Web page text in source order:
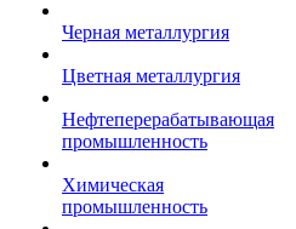
Черная металлургия
Цветная металлургия
Нефтеперерабатывающая
промышленность
Химическая
промышленность